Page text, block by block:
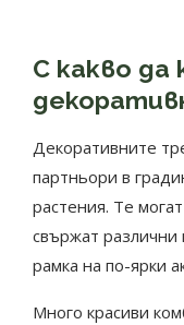
С какво да
Декоративните
партньори в
растения. Те
свържат различни
рамка на по-ярки
Много красиви